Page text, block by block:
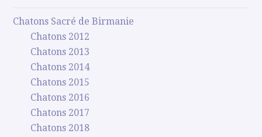
Chatons Sacré de Birmanie
Chatons 2012
Chatons 2013
Chatons 2014
Chatons 2015
Chatons 2016
Chatons 2017
Chatons 2018